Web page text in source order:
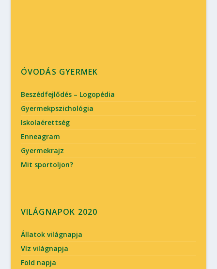
ÓVODÁS GYERMEK
Beszédfejlődés – Logopédia
Gyermekpszichológia
Iskolaérettség
Enneagram
Gyermekrajz
Mit sportoljon?
VILÁGNAPOK 2020
Állatok világnapja
Víz világnapja
Föld napja